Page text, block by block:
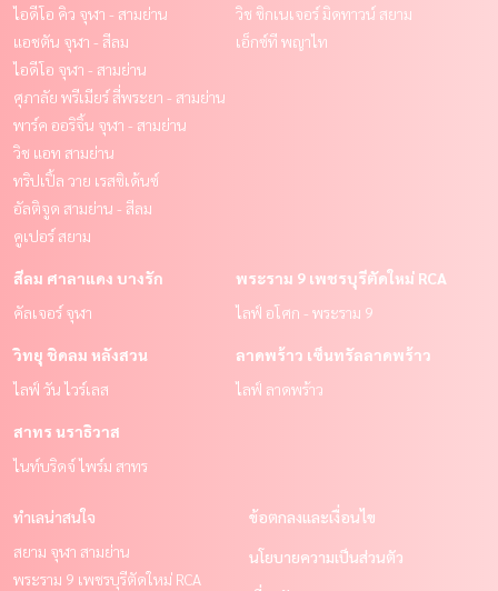
ไอดีโอ คิว จุฬา - สามย่าน
แอชตัน จุฬา - สีลม
ไอดีโอ จุฬา - สามย่าน
ศุภาลัย พรีเมียร์ สี่พระยา - สามย่าน
พาร์ค ออริจิ้น จุฬา - สามย่าน
วิช แอท สามย่าน
ทริปเปิ้ล วาย เรสซิเด้นซ์
อัลติจูด สามย่าน - สีลม
คูเปอร์ สยาม
วิช ซิกเนเจอร์ มิดทาวน์ สยาม
เอ็กซ์ที พญาไท
สีลม ศาลาแดง บางรัก
คัลเจอร์ จุฬา
พระราม 9 เพชรบุรีตัดใหม่ RCA
ไลฟ์ อโศก - พระราม 9
วิทยุ ชิดลม หลังสวน
ไลฟ์ วัน ไวร์เลส
ลาดพร้าว เซ็นทรัลลาดพร้าว
ไลฟ์ ลาดพร้าว
สาทร นราธิวาส
ไนท์บริดจ์ ไพร์ม สาทร
ทำเลน่าสนใจ
สยาม จุฬา สามย่าน
พระราม 9 เพชรบุรีตัดใหม่ RCA
ข้อตกลงและเงื่อนไข
นโยบายความเป็นส่วนตัว